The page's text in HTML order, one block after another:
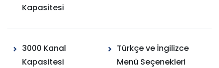
Kapasitesi
3000 Kanal
Kapasitesi
Türkçe ve İngilizce
Menü Seçenekleri